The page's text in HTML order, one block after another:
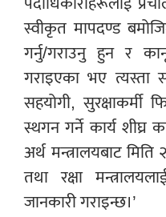
स्वीकृत मापदण्ड
गर्नु/गराउनु हुन र
गराइएका भए त्यस्ता
सहयोगी, सुरक्षाकर्मी
स्थगन गर्ने कार्य शीघ्र
अर्थ मन्त्रालयबाट
तथा रक्षा
जानकारी गराइन्छ।’